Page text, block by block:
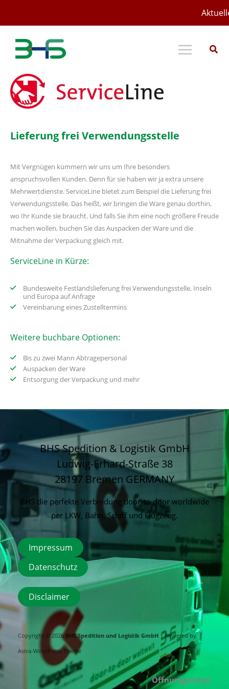
springen
Lieferung frei Verwendungsstelle
Mit Vergnügen kümmern wir uns um Ihre besonders
anspruchsvollen Kunden. Denn für sie haben wir ja extra unsere
Mehrwertdienste. ServiceLine bietet zum Beispiel die Lieferung frei
Verwendungsstelle. Das heißt, wir bringen die Ware genau dorthin,
wo Ihr Kunde sie braucht. Und falls Sie ihm eine noch größere Freude
machen wollen, buchen Sie das Auspacken der Ware und die
Mitnahme der Verpackung gleich mit.
ServiceLine in Kürze:
Bundesweite Festlandslieferung frei Verwendungsstelle, Inseln
und Europa auf Anfrage
Vereinbarung eines Zustelltermins
Weitere buchbare Optionen:
Bis zu zwei Mann Abtragepersonal
Auspacken der Ware
Entsorgung der Verpackung und mehr
BHS Spedition & Logistik GmbH
Ludwig-Erhard-Straße 38
28197 Bremen GERMANY
BHS die perfekte Verbindung door-to-door worldwide
per LKW, Bahn, Schiff und Flugzeug.
Impressum
Datenschutz
Disclaimer
Copyright © 2026 BHS Spedition und Logistik GmbH | Powered by
Astra-WordPress-Theme
Öffnungszeiten